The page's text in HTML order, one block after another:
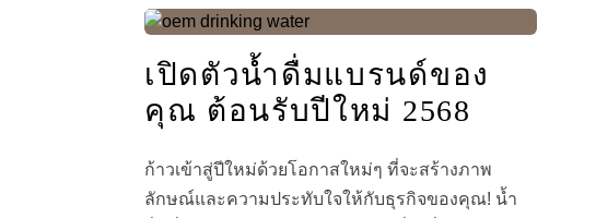
เปิดตัวน้ำดื่มแบรนด์ของ
คุณ ต้อนรับปีใหม่ 2568
ก้าวเข้าสู่ปีใหม่ด้วยโอกาสใหม่ๆ ที่จะสร้างภาพ
ลักษณ์และความประทับใจให้กับธุรกิจของคุณ! น้ำ